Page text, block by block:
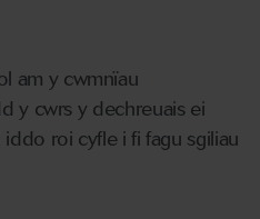
am y cwmnïau
y cwrs y dechreuais ei
iddo roi cyfle ififagu sgiliau